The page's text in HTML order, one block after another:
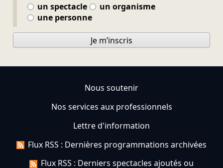
un spectacle
un organisme
une personne
Je m’inscris
Nous soutenir
Nos services aux professionnels
Lettre d'information
Flux RSS : Dernières programmations archivées
Flux RSS : Derniers spectacles ajoutés ou